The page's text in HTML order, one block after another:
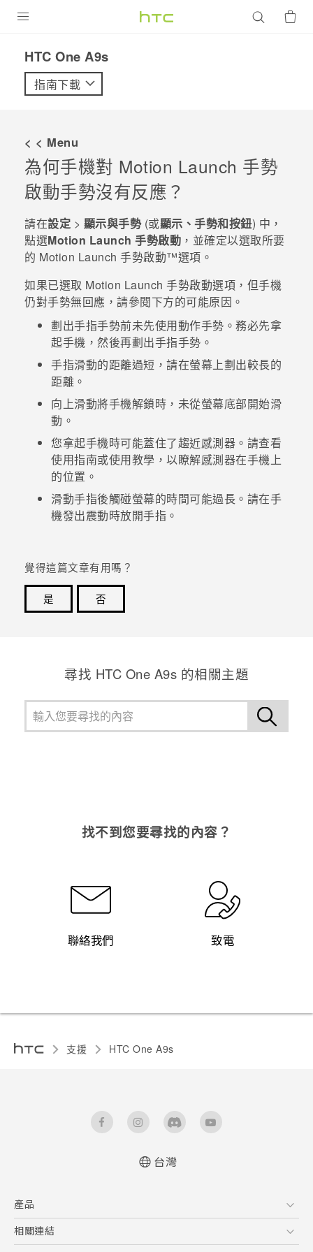
VIVE
配件
VIVERSE
優惠專區
焦點訊息
企業採購
銷售門市
銷售通路
支援服務
VIVELAND
HTC One A9s‎
指南下載
< < Menu
為何手機對 Motion Launch 手勢
啟動手勢沒有反應？
請在設定 > 顯示與手勢(或顯示、手勢和按鈕) 中，
點選Motion Launch 手勢啟動 ，並確定以選取所要
的 Motion Launch 手勢啟動™選項。
如果已選取 Motion Launch 手勢啟動選項，但手機
仍對手勢無回應，請參閱下方的可能原因。
劃出手指手勢前未先使用動作手勢。務必先拿
起手機，然後再劃出手指手勢。
手指滑動的距離過短，請在螢幕上劃出較長的
距離。
向上滑動將手機解鎖時，未從螢幕底部開始滑
動。
您拿起手機時可能蓋住了趨近感測器。請查看
使用指南或使用教學，以瞭解感測器在手機上
的位置。
滑動手指後觸碰螢幕的時間可能過長。請在手
機發出震動時放開手指。
覺得這篇文章有用嗎？
是
否
尋找 HTC One A9s 的相關主題
找不到您要尋找的內容？
聯絡我們 致電
支援 HTC One A9s‎
台灣
產品
5G
相關連結